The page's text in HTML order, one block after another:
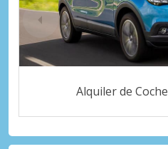
Alquiler de